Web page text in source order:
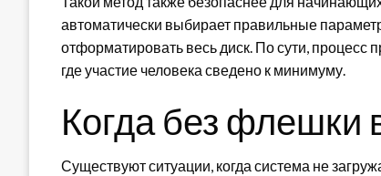
автоматически выбирает правильные
отформатировать весь диск. По сути,
где участие человека сведено к минимуму.
Когда без флешки
Существуют ситуации, когда система не